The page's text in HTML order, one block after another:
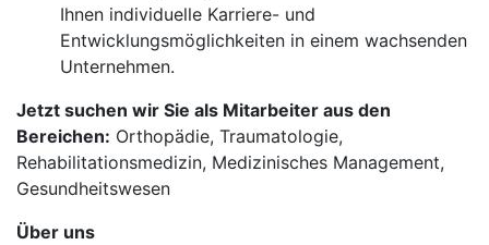
Ihnen individuelle Karriere- und
Entwicklungsmöglichkeiten in einem wachsenden
Unternehmen.
Jetzt suchen wir Sie als Mitarbeiter aus den
Bereichen: Orthopädie, Traumatologie,
Rehabilitationsmedizin, Medizinisches Management,
Gesundheitswesen
Über uns